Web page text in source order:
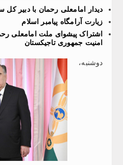
دیدار امامعلی رحمان با دبیر
زیارت آرامگاه پیامبر اسلام
اشتراک پیشوای ملت امامعلی
امنیت جمهوری تاجیکستان
دوشنبه،